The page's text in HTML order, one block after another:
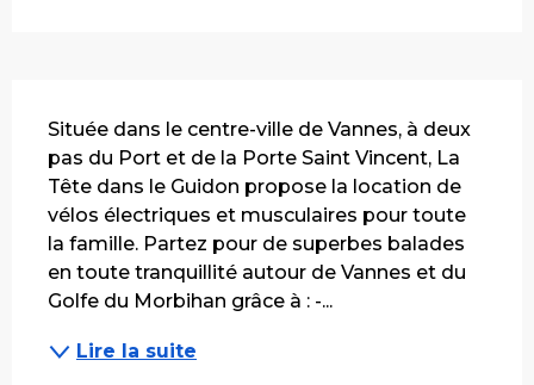
Située dans le centre-ville de Vannes, à deux
pas du Port et de la Porte Saint Vincent, La
Tête dans le Guidon propose la location de
vélos électriques et musculaires pour toute
la famille. Partez pour de superbes balades
en toute tranquillité autour de Vannes et du
Golfe du Morbihan grâce à : -...
Lire la suite